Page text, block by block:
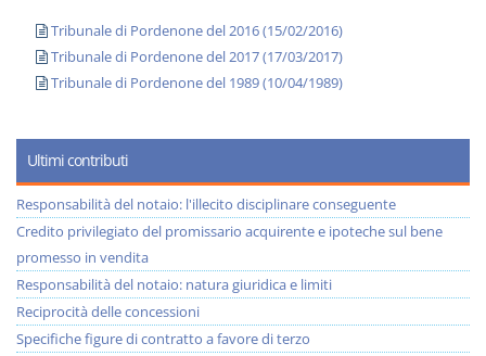
Tribunale di Pordenone del 2016 (15/02/2016)
Tribunale di Pordenone del 2017 (17/03/2017)
Tribunale di Pordenone del 1989 (10/04/1989)
Ultimi contributi
Responsabilità del notaio: l'illecito disciplinare conseguente
Credito privilegiato del promissario acquirente e ipoteche sul bene
promesso in vendita
Responsabilità del notaio: natura giuridica e limiti
Reciprocità delle concessioni
Specifiche figure di contratto a favore di terzo